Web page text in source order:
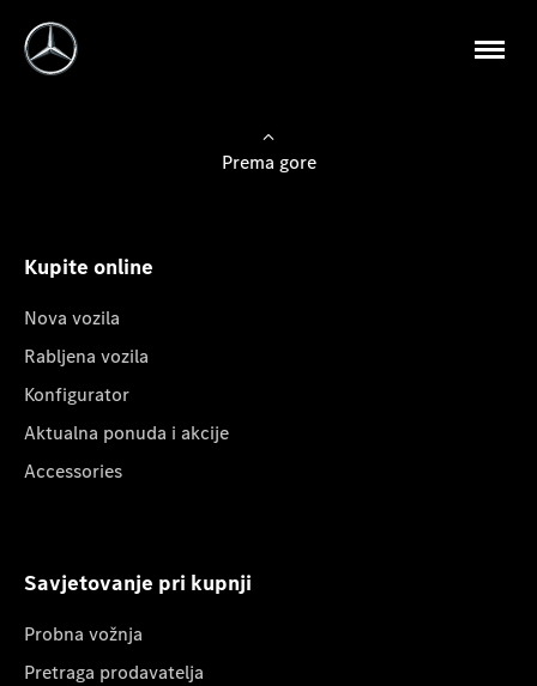
Prema gore
Kupite online
Nova vozila
Rabljena vozila
Konfigurator
Aktualna ponuda i akcije
Accessories
Savjetovanje pri kupnji
Probna vožnja
Pretraga prodavatelja